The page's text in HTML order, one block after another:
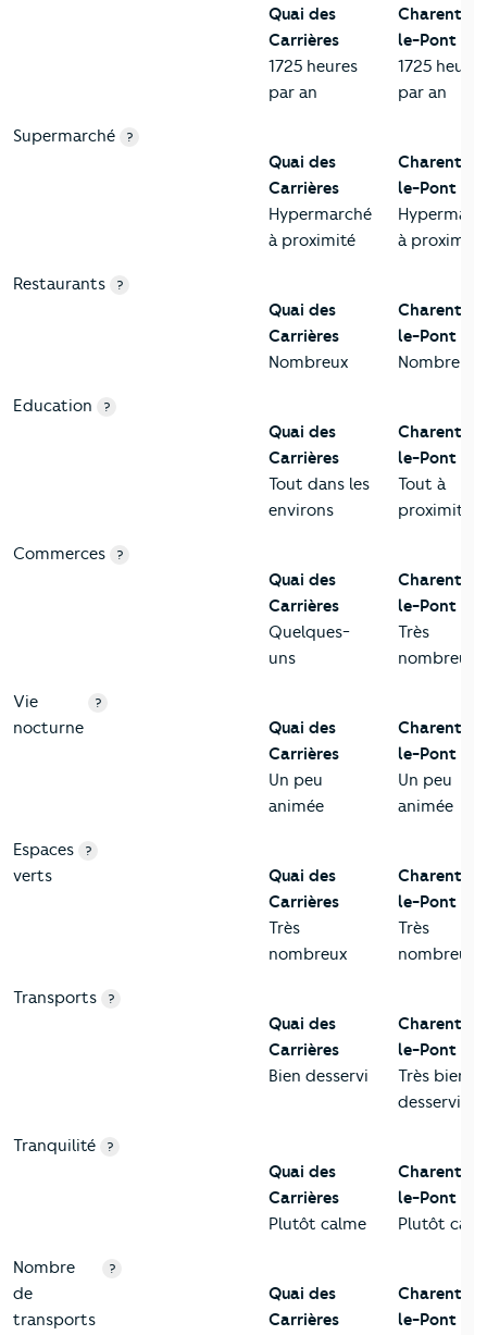
Quai des
Carrières
1725 heures
par an
Charenton-
le-Pont
1725 heures
par an
Supermarché ?
Quai des
Carrières
Hypermarché
à proximité
Charenton-
le-Pont
à proximité
Restaurants ?
Quai des
Carrières
Nombreux
Charenton-
le-Pont
Nombreux
Education ?
Quai des
Carrières
Tout dans les
environs
Charenton-
le-Pont
Tout à
proximité
Commerces ?
Quai des
Carrières
Quelques-
uns
Charenton-
le-Pont
Très
nombreux
Vie
nocturne
?
Quai des
Carrières
Un peu
animée
Charenton-
le-Pont
Un peu
animée
Espaces
verts
?
Quai des
Carrières
Très
nombreux
Charenton-
le-Pont
Très
nombreux
Transports ?
Quai des
Carrières
Bien desservi
Charenton-
le-Pont
Très bien
desservi
Tranquilité ?
Quai des
Carrières
Plutôt calme
Charenton-
le-Pont
Plutôt
Nombre
de
transports
?
Quai des
Carrières
Charenton-
le-Pont